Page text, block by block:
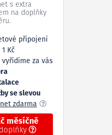
s extra
na doplňky
připojení
Kč
vyřídíme za vás
se slevou
zdarma
měsíčně